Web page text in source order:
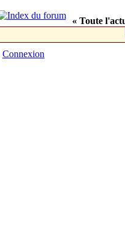
« Toute
Connexion